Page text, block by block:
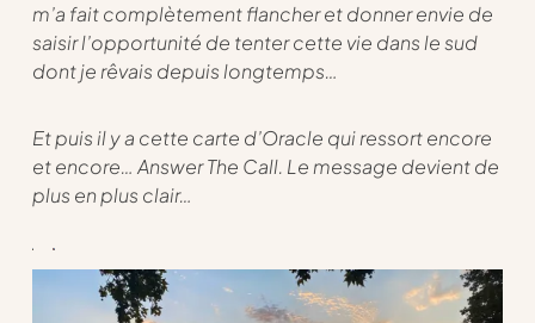
m’a fait complètement flancher et donner envie de
saisir l’opportunité de tenter cette vie dans le sud
dont je rêvais depuis longtemps…
Et puis il y a cette carte d’Oracle qui ressort encore
et encore… Answer The Call. Le message devient de
plus en plus clair…